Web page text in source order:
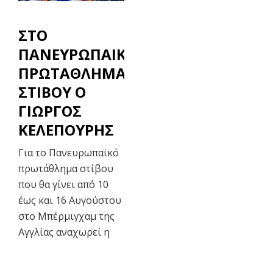
ΣΤΟ
ΠΑΝΕΥΡΩΠΑΙΚΟ
ΠΡΩΤΑΘΛΗΜΑ
ΣΤΙΒΟΥ Ο
ΓΙΩΡΓΟΣ
ΚΕΛΕΠΟΥΡΗΣ
Για το Πανευρωπαϊκό
πρωτάθλημα στίβου
που θα γίνει από 10
έως και 16 Αυγούστου
στο Μπέρμιγχαμ της
Αγγλίας αναχωρεί η